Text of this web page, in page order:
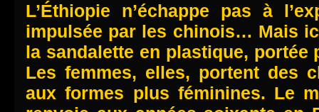
L’Éthiopie n’échappe pas à
impulsée par les chinois… Mais
la sandalette en plastique, portée
Les femmes, elles, portent des
aux formes plus féminines. Le